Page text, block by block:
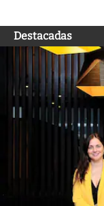
Destacadas